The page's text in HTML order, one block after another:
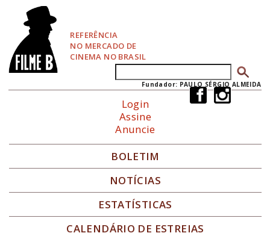
REFERÊNCIA
NO MERCADO DE
CINEMA NO BRASIL
Formulário de busca
Fundador: PAULO SÉRGIO ALMEIDA
Login
Assine
Anuncie
BOLETIM
NOTÍCIAS
ESTATÍSTICAS
CALENDÁRIO DE ESTREIAS